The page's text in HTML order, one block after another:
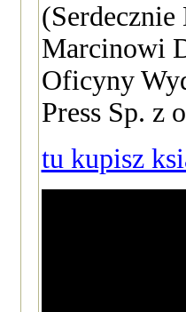
Marcinowi
Oficyny
Press Sp. z
tu kupisz